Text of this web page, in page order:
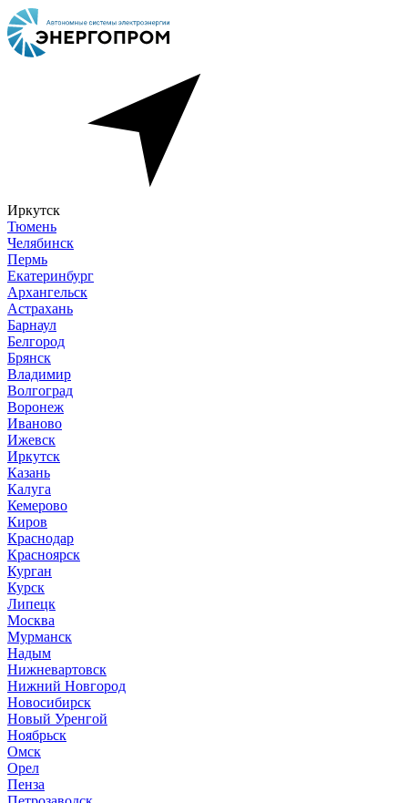
Иркутск
Тюмень
Челябинск
Пермь
Екатеринбург
Архангельск
Астрахань
Барнаул
Белгород
Брянск
Владимир
Волгоград
Воронеж
Иваново
Ижевск
Иркутск
Казань
Калуга
Кемерово
Киров
Краснодар
Красноярск
Курган
Курск
Липецк
Москва
Мурманск
Надым
Нижневартовск
Нижний Новгород
Новосибирск
Новый Уренгой
Ноябрьск
Омск
Орел
Пенза